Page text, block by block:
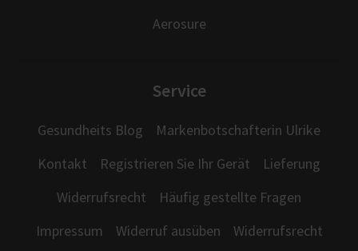
Aerosure
Service
Gesundheits Blog
Markenbotschafterin Ulrike
Kontakt
Registrieren Sie Ihr Gerät
Lieferung
Widerrufsrecht
Häufig gestellte Fragen
Impressum
Widerruf ausüben Widerrufsrecht